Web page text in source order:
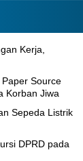
Kerja,
Source
Korban Jiwa
Sepeda Listrik
DPRD pada